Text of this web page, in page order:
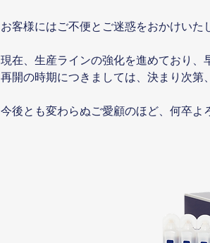
お客様にはご不便とご迷惑をおかけい
現在、生産ラインの強化を進めており
再開の時期につきましては、決まり次第
今後とも変わらぬご愛顧のほど、何卒よ